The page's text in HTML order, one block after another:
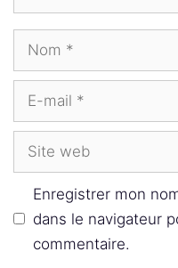
Nom
Site
Enregistrer mon
dans le navigateur
commentaire.